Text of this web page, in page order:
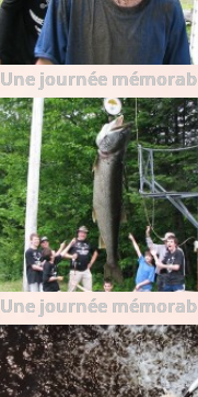
Une journée
Une journée